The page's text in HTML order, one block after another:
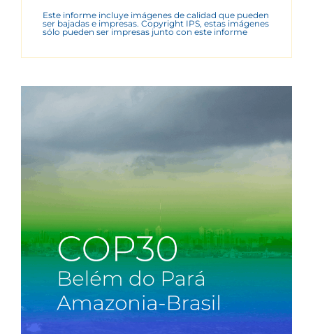
Este informe incluye imágenes de calidad que pueden
ser bajadas e impresas. Copyright IPS, estas imágenes
sólo pueden ser impresas junto con este informe